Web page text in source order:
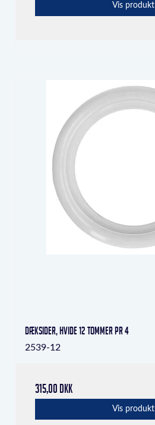
Vis produkt
Dæksider, hvide 12 tommer pr 4
2539-12
315,00 DKK
Vis produkt